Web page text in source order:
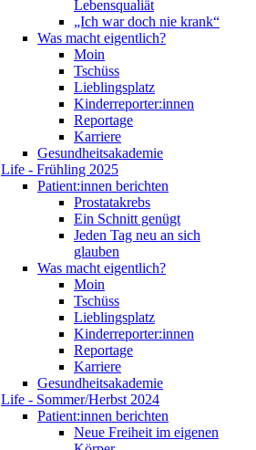
Lebensqualiät
„Ich war doch nie krank“
Was macht eigentlich?
Moin
Tschüss
Lieblingsplatz
Kinderreporter:innen
Reportage
Karriere
Gesundheitsakademie
Life - Frühling 2025
Patient:innen berichten
Prostatakrebs
Ein Schnitt genügt
Jeden Tag neu an sich
glauben
Was macht eigentlich?
Moin
Tschüss
Lieblingsplatz
Kinderreporter:innen
Reportage
Karriere
Gesundheitsakademie
Life - Sommer/Herbst 2024
Patient:innen berichten
Neue Freiheit im eigenen